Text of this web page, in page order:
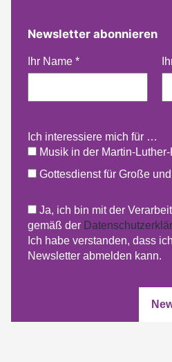
Newsletter abonnieren
Ihr Name *
Ich interessiere mich für …
Musik in der Martin-
Gottesdienst für Große
Ja, ich bin mit der
gemäß der
Ich habe verstanden, dass
Newsletter abmelden kann.